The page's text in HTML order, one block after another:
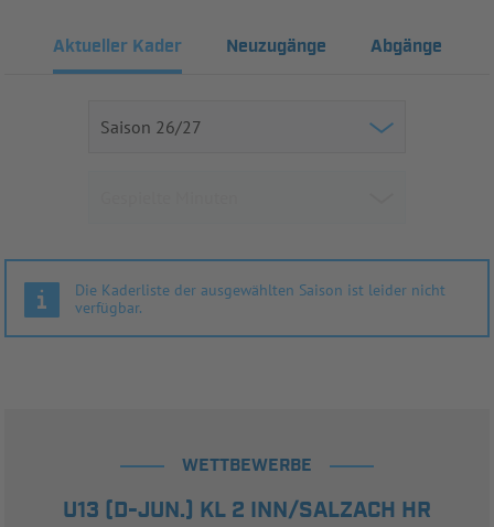
Aktueller Kader Neuzugänge Abgänge
Die Kaderliste der ausgewählten Saison ist leider nicht
verfügbar.
WETTBEWERBE
U13 (D-JUN.) KL 2 INN/SALZACH HR